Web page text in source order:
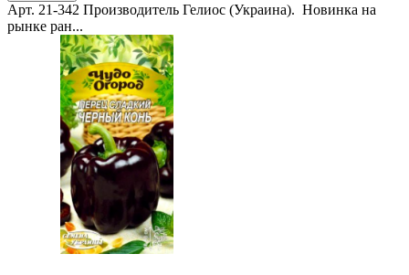
Арт. 21-342 Производитель Гелиос (Украина). Новинка на
рынке ран...